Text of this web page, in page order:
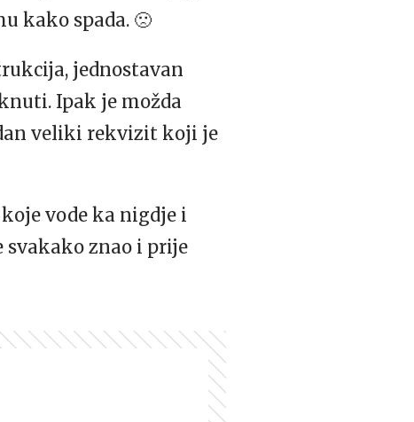
kako spada. 🙁
jednostavan
Ipak je možda
veliki rekvizit koji je
vode ka nigdje i
svakako znao i prije